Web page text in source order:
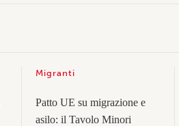
Migranti
Patto UE su migrazione e
asilo: il Tavolo Minori